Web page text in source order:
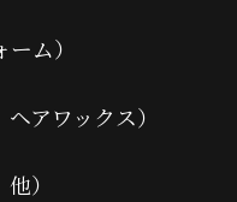
ム）
アワックス）
）